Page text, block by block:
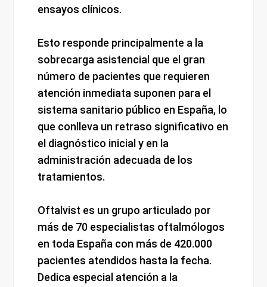
ensayos clínicos.
Esto responde principalmente a la
sobrecarga asistencial que el gran
número de pacientes que requieren
atención inmediata suponen para el
sistema sanitario público en España, lo
que conlleva un retraso significativo en
el diagnóstico inicial y en la
administración adecuada de los
tratamientos.
Oftalvist es un grupo articulado por
más de 70 especialistas oftalmólogos
en toda España con más de 420.000
pacientes atendidos hasta la fecha.
Dedica especial atención a la